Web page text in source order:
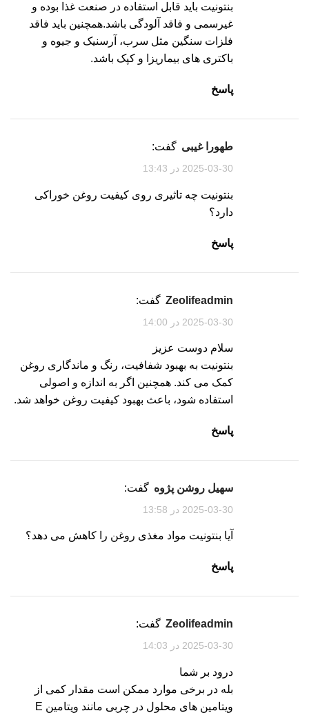
بنتونیت باید قابل استفاده در صنعت غذا بوده و
غیرسمی و فاقد آلودگی باشد.همچنین باید فاقد
فلزات سنگین مثل سرب، آرسنیک و جیوه و
باکتری های بیماریزا و کپک باشد.
پاسخ
طهورا غیبی گفت:
2025-03-30 در 13:43
بنتونیت چه تاثیری روی کیفیت روغن خوراکی
دارد؟
پاسخ
zeolifeadmin گفت:
2025-03-30 در 14:00
سلام دوست عزیز
بنتونیت به بهبود شفافیت، رنگ و ماندگاری روغن
کمک می کند. همچنین اگر به اندازه و اصولی
استفاده شود، باعث بهبود کیفیت روغن خواهد شد.
پاسخ
سهیل روشن پژوه گفت:
2025-03-30 در 13:58
آیا بنتونیت مواد مغذی روغن را کاهش می دهد؟
پاسخ
zeolifeadmin گفت:
2025-03-30 در 14:03
درود بر شما
بله در برخی موارد ممکن است مقدار کمی از
ویتامین های محلول در چربی مانند ویتامین E